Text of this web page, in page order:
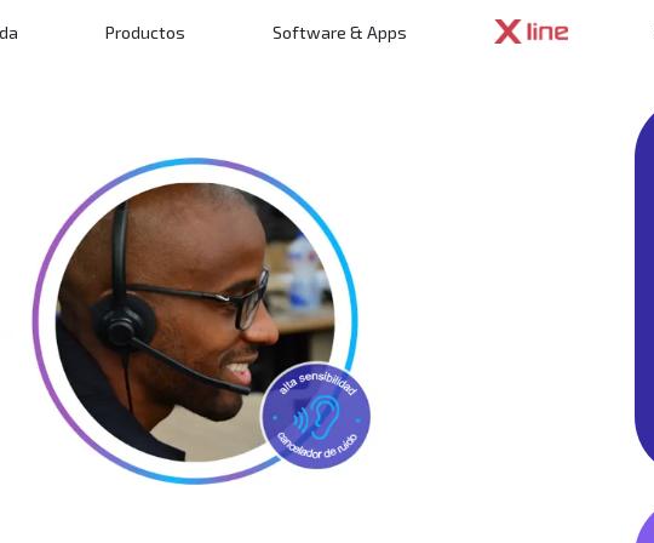
Productos Software & Apps